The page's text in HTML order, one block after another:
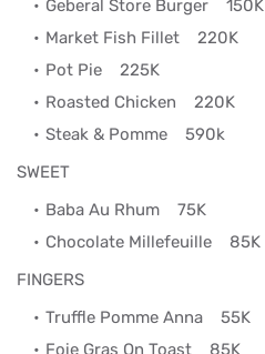
Geberal Store Burger 150K
Market Fish Fillet 220K
Pot Pie 225K
Roasted Chicken 220K
Steak & Pomme 590k
SWEET
Baba Au Rhum 75K
Chocolate Millefeuille 85K
FINGERS
Truffle Pomme Anna 55K
Foie Gras On Toast 85K